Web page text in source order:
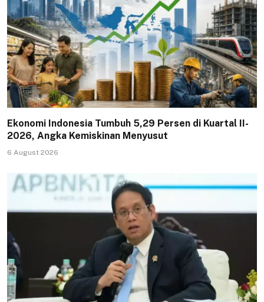
Ekonomi Indonesia Tumbuh 5,29 Persen di Kuartal II-
2026, Angka Kemiskinan Menyusut
6 August 2026